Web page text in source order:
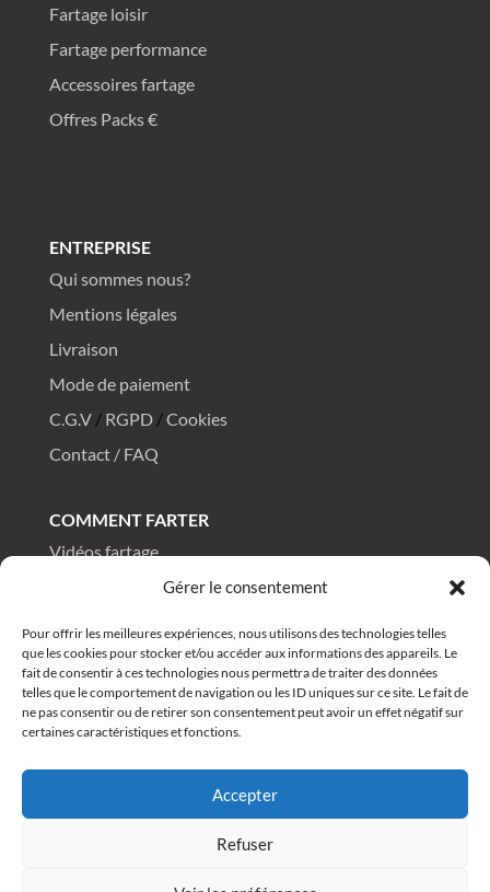
Gérer le consentement
Pour offrir les meilleures expériences, nous utilisons des technologies telles
que les cookies pour stocker et/ou accéder aux informations des appareils. Le
fait de consentir à ces technologies nous permettra de traiter des données
telles que le comportement de navigation ou les ID uniques sur ce site. Le fait de
ne pas consentir ou de retirer son consentement peut avoir un effet négatif sur
certaines caractéristiques et fonctions.
Accepter
Refuser
Fartage loisir
Fartage performance
Accessoires fartage
Offres Packs €
ENTREPRISE
Qui sommes nous?
Mentions légales
Livraison
Mode de paiement
C.G.V/ RGPD/Cookies
Contact / FAQ
COMMENT FARTER
Vidéos fartage
DRAGONSKI®All rights reserved 2025
Posez une question